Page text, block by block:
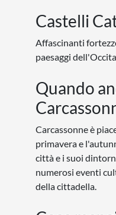
Castelli
Affascinanti
paesaggi
Quando
Carcassonne è
primavera e
città e i suoi
numerosi eventi
della cittadella.